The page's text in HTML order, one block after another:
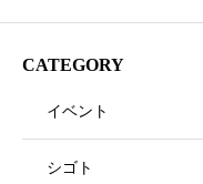
CATEGORY
イベント
シゴト